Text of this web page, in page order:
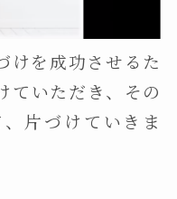
けを成功させるた
ていただき、その
片づけていきま